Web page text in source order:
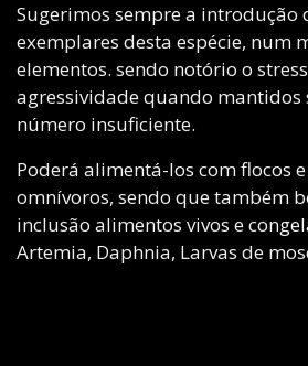
Sugerimos sempre a introdução
exemplares desta espécie, num
elementos. sendo notório o
agressividade quando mantidos
número insuficiente.
Poderá alimentá-los com flocos
omnívoros, sendo que também
inclusão alimentos vivos e
Artemia, Daphnia, Larvas de